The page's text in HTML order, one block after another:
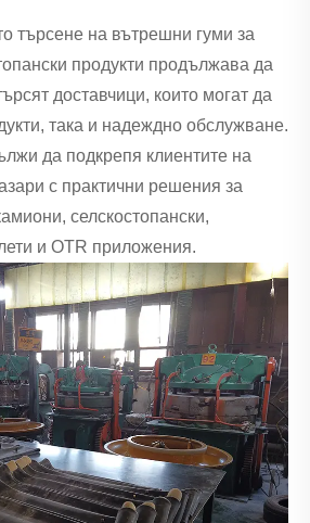
търсене на вътрешни гуми за
продукти продължава да
доставчици, които могат да
така и надеждно обслужване.
да подкрепя клиентите на
с практични решения за
селскостопански,
и OTR приложения.